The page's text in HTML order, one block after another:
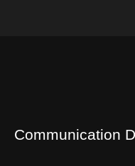
Communication